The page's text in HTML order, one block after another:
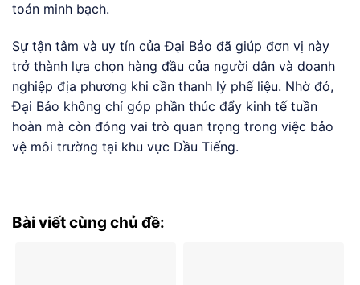
toán minh bạch.
Sự tận tâm và uy tín của Đại Bảo đã giúp đơn vị này
trở thành lựa chọn hàng đầu của người dân và doanh
nghiệp địa phương khi cần thanh lý phế liệu. Nhờ đó,
Đại Bảo không chỉ góp phần thúc đẩy kinh tế tuần
hoàn mà còn đóng vai trò quan trọng trong việc bảo
vệ môi trường tại khu vực Dầu Tiếng.
Bài viết cùng chủ đề: